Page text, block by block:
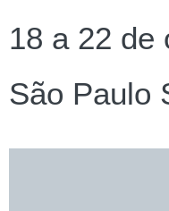
18 a 22 de
São Paulo